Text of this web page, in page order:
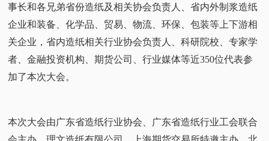
事长和各兄弟省份造纸及相关协会负责人、省内外制浆造纸
企业和装备、化学品、贸易、物流、环保、包装等上下游相
关企业，省内造纸相关行业协会负责人、科研院校、专家学
者、金融投资机构、期货公司、行业媒体等近350位代表参
加了本次大会。
本次大会由广东省造纸行业协会、广东省造纸行业工会联合